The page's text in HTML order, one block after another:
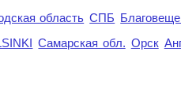
область СПБ
Самарская обл. Орск